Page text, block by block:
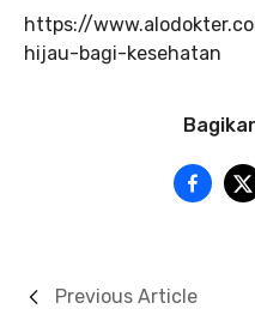
https://
hijau-bagi-kesehatan
Previous Article